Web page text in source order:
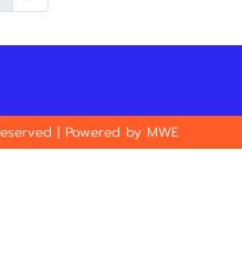
| Powered by MWE